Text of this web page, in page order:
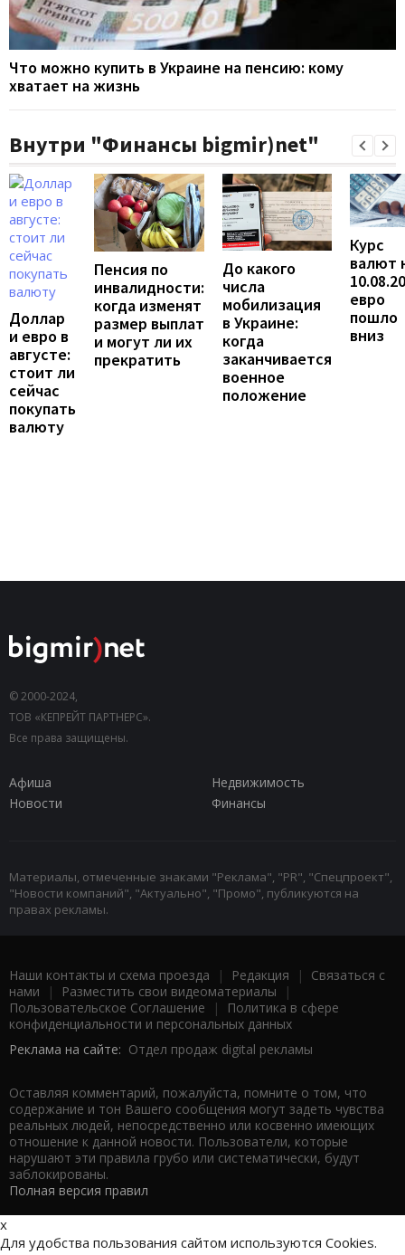
Что можно купить в Украине на пенсию: кому
хватает на жизнь
Внутри "Финансы bigmir)net"
Доллар
и евро в
августе:
стоит ли
сейчас
покупать
валюту
Пенсия по
инвалидности:
когда изменят
размер выплат
и могут ли их
прекратить
До какого
числа
мобилизация
в Украине:
когда
заканчивается
военное
положение
Курс
валют
евро
пошло
вниз
© 2000-2024,
ТОВ «КЕПРЕЙТ ПАРТНЕРС».
Все права защищены.
Афиша
Недвижимость
Новости
Финансы
Материалы, отмеченные знаками "Реклама", "PR", "Спецпроект",
"Новости компаний", "Актуально", "Промо", публикуются на
правах рекламы.
Наши контакты и схема проезда | Редакция | Связаться с
нами | Разместить свои видеоматериалы |
Пользовательское Соглашение |
Политика в сфере
конфиденциальности и персональных данных
Реклама на сайте: Отдел продаж digital рекламы
Оставляя комментарий, пожалуйста, помните о том, что
содержание и тон Вашего сообщения могут задеть чувства
реальных людей, непосредственно или косвенно имеющих
отношение к данной новости. Пользователи, которые
нарушают эти правила грубо или систематически, будут
заблокированы.
Полная версия правил
x
Для удобства пользования сайтом используются Cookies.